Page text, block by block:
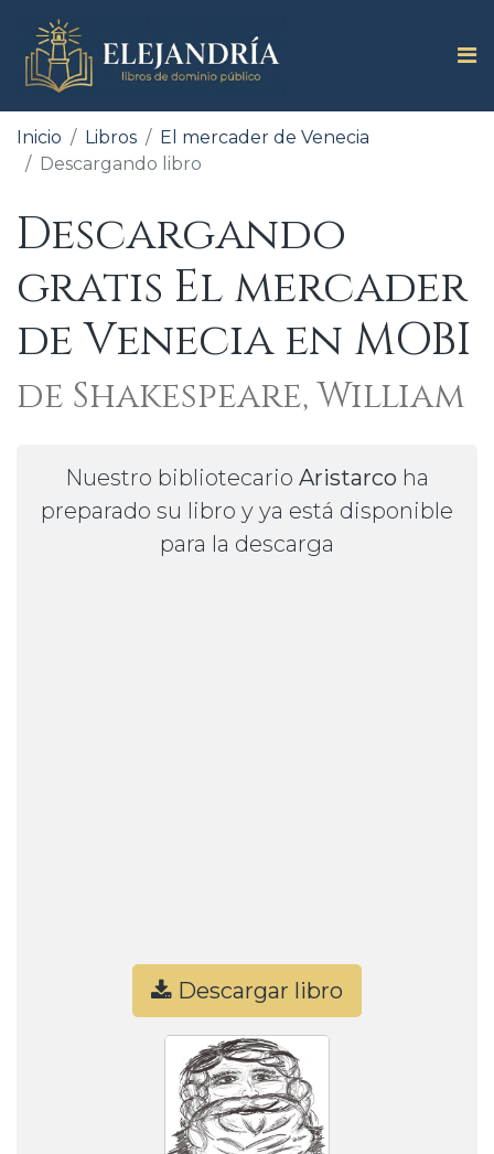
Inicio Libros
El mercader de Venecia
Descargando libro
Descargando
gratis El mercader
de Venecia en MOBI
de Shakespeare, William
Nuestro bibliotecario Aristarco ha
preparado su libro y ya está disponible
para la descarga
Descargar libro